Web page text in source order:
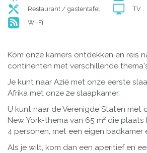
Restaurant / gastentafel
TV
Wi-Fi
Kom onze kamers ontdekken en reis
continenten met verschillende
Je kunt naar Azië met onze eerste
Afrika met onze 2e slaapkamer.
U kunt naar de Verenigde Staten met
New York-thema van 65 m² die
4 personen, met een eigen badkamer
Als je wilt, kom dan een aperitief en